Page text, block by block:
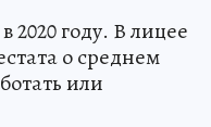
2020 году. В лицее
о среднем
или